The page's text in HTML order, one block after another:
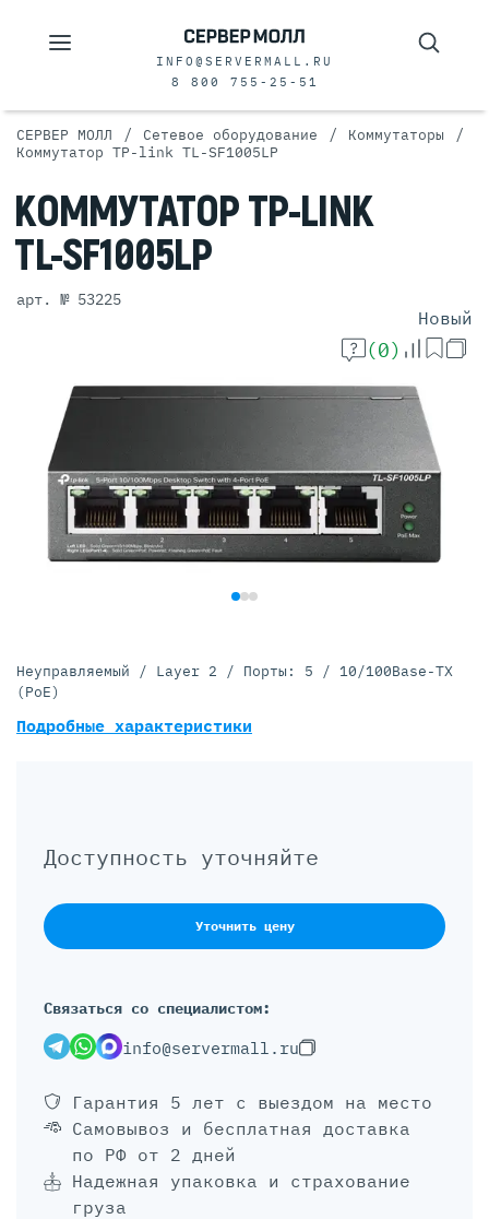
INFO@SERVERMALL.RU
8 800 755-25-51
СЕРВЕР МОЛЛ / Сетевое оборудование / Коммутаторы /
Коммутатор TP-link TL-SF1005LP
КОММУТАТОРTP-LINK
TL-SF1005LP
арт. № 53225
Новый
(0)
Доступность уточняйте
Уточнить цену
Связаться со специалистом:
info@servermall.ru
Гарантия 5 лет с выездом на место
Самовывоз и бесплатная доставка
по РФ от 2 дней
Надежная упаковка и страхование
груза
Неуправляемый / Layer 2 / Порты: 5 / 10/100Base-TX
(PoE)
Подробные характеристики